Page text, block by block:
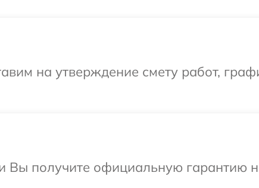
на утверждение смету работ,
Вы получите официальную гарантию